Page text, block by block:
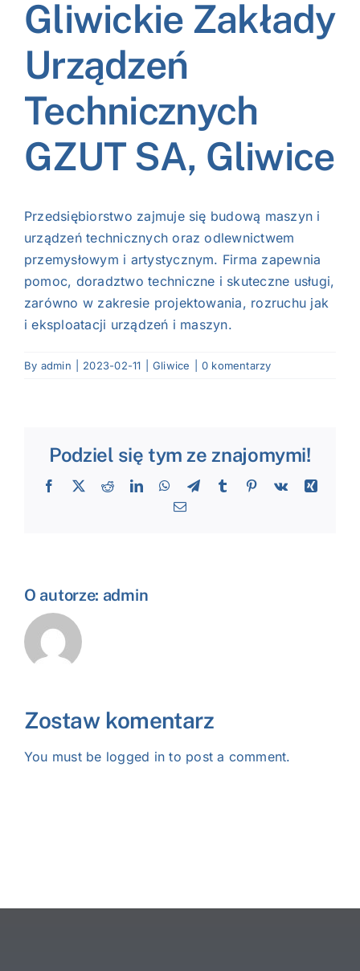
NASI EKSPERCI
GALERIA
SĄD ARBITRAŻOWY
KOMITETY
KONTAKT
Gliwickie Zakłady
Urządzeń
Technicznych
GZUT SA, Gliwice
Przedsiębiorstwo zajmuje się budową maszyn i
urządzeń technicznych oraz odlewnictwem
przemysłowym i artystycznym. Firma zapewnia
pomoc, doradztwo techniczne i skuteczne usługi,
zarówno w zakresie projektowania, rozruchu jak
i eksploatacji urządzeń i maszyn.
By admin 2023-02-11 Gliwice 0 komentarzy
Podziel się tym ze znajomymi!
Facebook
X RedditLinkedInWhatsApp
TelegramTumblr Pinterest
Vk
Xing
Email
O autorze: admin
Zostaw komentarz
You must be logged in to post a comment.